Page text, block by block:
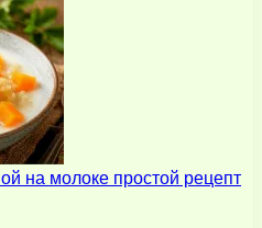
на молоке простой рецепт